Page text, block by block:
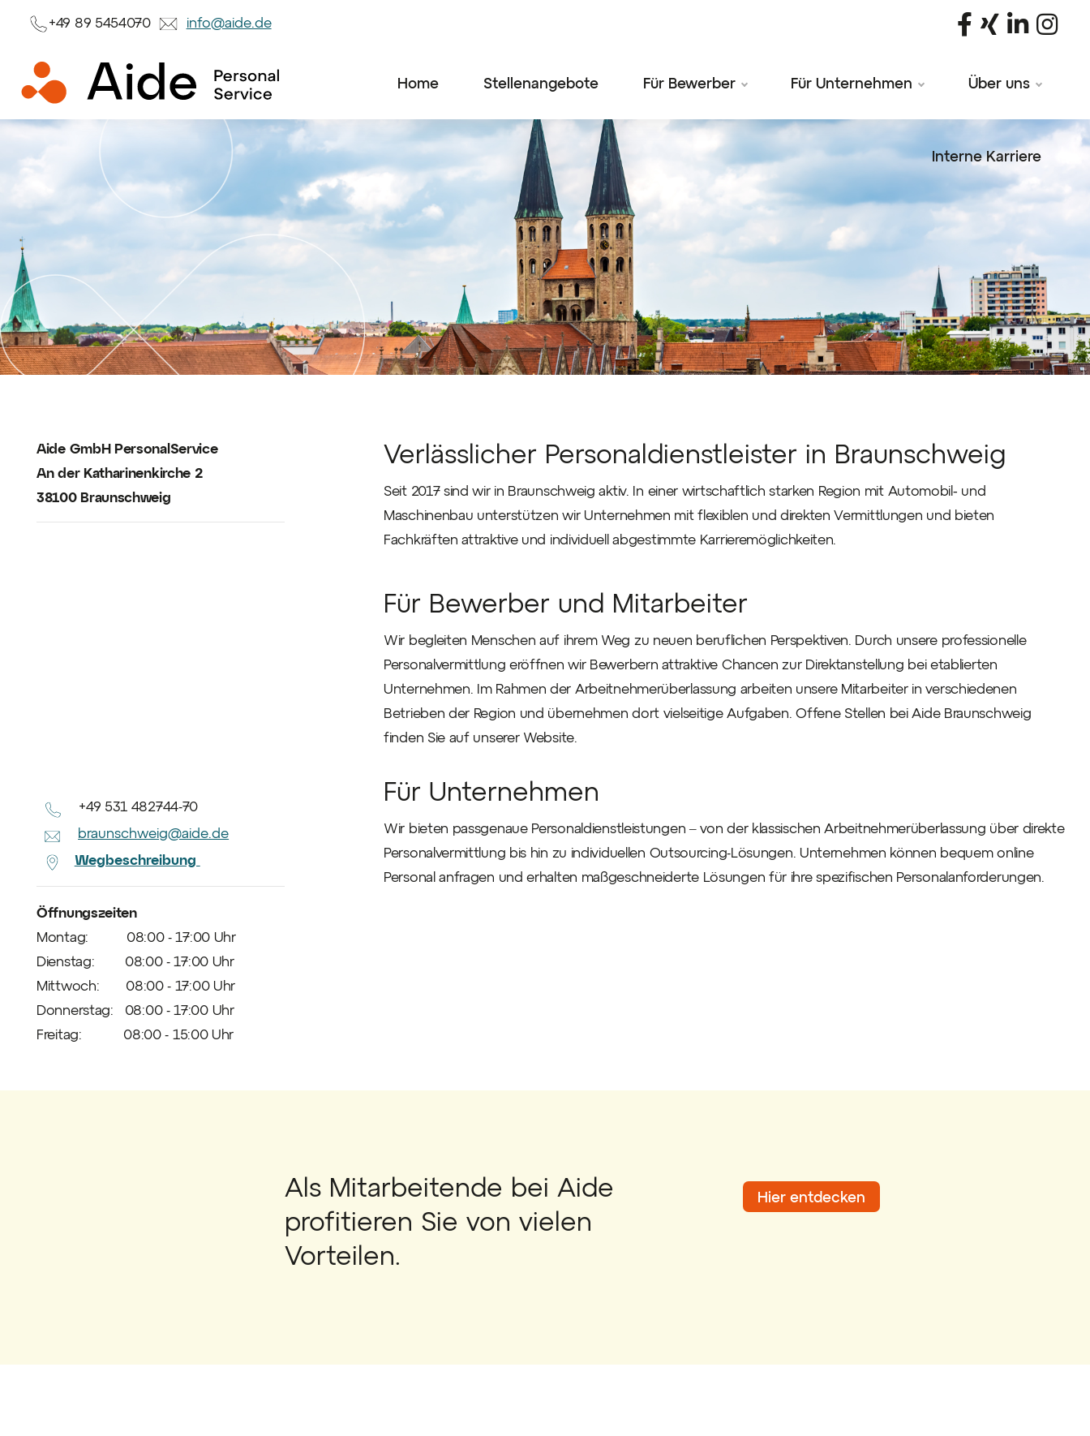
+49 89 5454070 info@aide.de
Home Stellenangebote Für Bewerber Für Unternehmen Über uns
Interne Karriere
Aide GmbH PersonalService
An der Katharinenkirche 2
38100 Braunschweig
+49 531 482744-70
braunschweig@aide.de
Wegbeschreibung
Öffnungszeiten
Montag: 08:00 - 17:00 Uhr
Dienstag: 08:00 - 17:00 Uhr
Mittwoch: 08:00 - 17:00 Uhr
Donnerstag: 08:00 - 17:00 Uhr
Freitag: 08:00 - 15:00 Uhr
Verlässlicher Personaldienstleister in Braunschweig
Seit 2017 sind wir in Braunschweig aktiv. In einer wirtschaftlich starken Region mit Automobil‑ und
Maschinenbau unterstützen wir Unternehmen mit flexiblen und direkten Vermittlungen und bieten
Fachkräften attraktive und individuell abgestimmte Karrieremöglichkeiten.
Für Bewerber und Mitarbeiter
Wir begleiten Menschen auf ihrem Weg zu neuen beruflichen Perspektiven. Durch unsere professionelle
Personalvermittlung eröffnen wir Bewerbern attraktive Chancen zur Direktanstellung bei etablierten
Unternehmen. Im Rahmen der Arbeitnehmerüberlassung arbeiten unsere Mitarbeiter in verschiedenen
Betrieben der Region und übernehmen dort vielseitige Aufgaben. Offene Stellen bei Aide Braunschweig
finden Sie auf unserer Website.
Für Unternehmen
Wir bieten passgenaue Personaldienstleistungen – von der klassischen Arbeitnehmerüberlassung über direkte
Personalvermittlung bis hin zu individuellen Outsourcing-Lösungen. Unternehmen können bequem online
Personal anfragen und erhalten maßgeschneiderte Lösungen für ihre spezifischen Personalanforderungen.
Als Mitarbeitende bei Aide
profitieren Sie von vielen
Vorteilen.
Hier entdecken